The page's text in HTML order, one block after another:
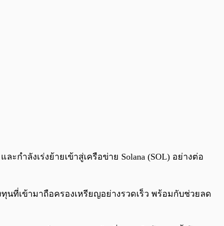
0:00 / 0:00
กำลังเร่งย้ายเข้าสู่เครือข่าย Solana (SOL) อย่างต่อ
นที่เข้ามาถือครองเหรียญอย่างรวดเร็ว พร้อมกับช่วยลด